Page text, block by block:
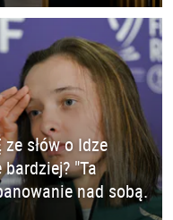
ze słów o Idze
"Ta
nad sobą.